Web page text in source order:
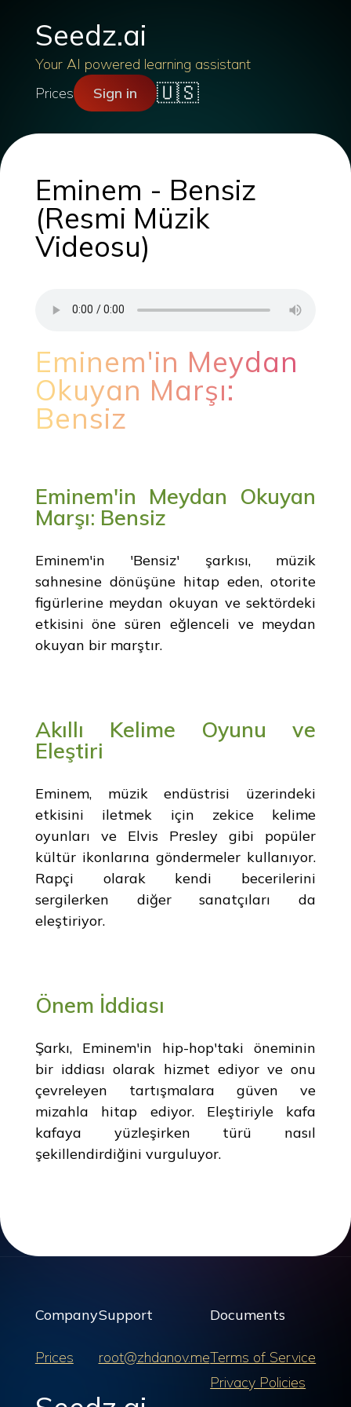
Seedz.ai
Your AI powered learning assistant
Prices
Sign in 🇺🇸
Eminem - Bensiz
(Resmi Müzik
Videosu)
Eminem'in Meydan
Okuyan Marşı:
Bensiz
Eminem'in Meydan Okuyan
Marşı: Bensiz
Eminem'in 'Bensiz' şarkısı, müzik
sahnesine dönüşüne hitap eden, otorite
figürlerine meydan okuyan ve sektördeki
etkisini öne süren eğlenceli ve meydan
okuyan bir marştır.
Akıllı Kelime Oyunu ve
Eleştiri
Eminem, müzik endüstrisi üzerindeki
etkisini iletmek için zekice kelime
oyunları ve Elvis Presley gibi popüler
kültür ikonlarına göndermeler kullanıyor.
Rapçi olarak kendi becerilerini
sergilerken diğer sanatçıları da
eleştiriyor.
Önem İddiası
Şarkı, Eminem'in hip-hop'taki öneminin
bir iddiası olarak hizmet ediyor ve onu
çevreleyen tartışmalara güven ve
mizahla hitap ediyor. Eleştiriyle kafa
kafaya yüzleşirken türü nasıl
şekillendirdiğini vurguluyor.
Company
Prices
Support
root@zhdanov.me
Documents
Terms of Service
Privacy Policies